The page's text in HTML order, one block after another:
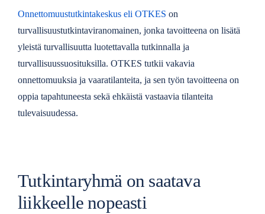
Onnettomuustutkintakeskus eli OTKES on
turvallisuustutkintaviranomainen, jonka tavoitteena on lisätä
yleistä turvallisuutta luotettavalla tutkinnalla ja
turvallisuussuosituksilla. OTKES tutkii vakavia
onnettomuuksia ja vaaratilanteita, ja sen työn tavoitteena on
oppia tapahtuneesta sekä ehkäistä vastaavia tilanteita
tulevaisuudessa.
Tutkintaryhmä on saatava
liikkeelle nopeasti